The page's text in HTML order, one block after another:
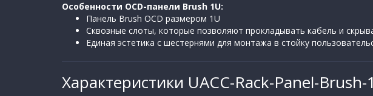
Особенности OCD-панели Brush 1U:
Панель Brush OCD размером 1U
Сквозные слоты, которые позволяют прокладывать кабель и
Единая эстетика с шестернями для монтажа в стойку
Характеристики UACC-Rack-Panel-Brush-